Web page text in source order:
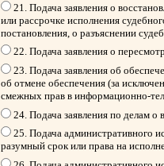
21. Подача заявления о
или рассрочке исполнения
постановления, о разъяснении
22. Подача заявления о
23. Подача заявления об
об отмене обеспечения (за
смежных прав в информационно-
24. Подача заявления по делам о
25. Подача административного
разумный срок или права на